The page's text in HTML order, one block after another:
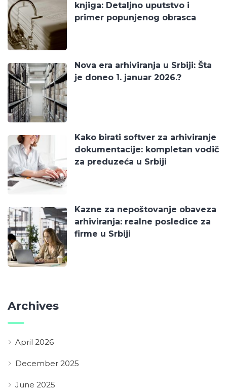
knjiga: Detaljno uputstvo i
primer popunjenog obrasca
Nova era arhiviranja u Srbiji: Šta
je doneo 1. januar 2026.?
Kako birati softver za arhiviranje
dokumentacije: kompletan vodič
za preduzeća u Srbiji
Kazne za nepoštovanje obaveza
arhiviranja: realne posledice za
firme u Srbiji
Archives
April 2026
December 2025
June 2025